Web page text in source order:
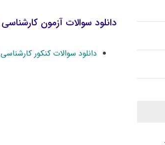
دانلود سوالات آزمون
دانلود سوالات کنکور کارشناسی ارشد ۹۹ پیشگیری